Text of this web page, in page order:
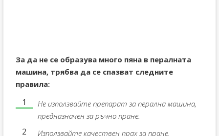
За да не се образува много пяна в пералната
машина, трябва да се спазват следните
правила:
Не използвайте препарат за перална машина,
предназначен за ръчно пране.
Използвайте качествен прах за пране.